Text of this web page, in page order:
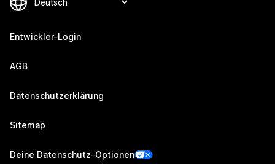
Entwickler-Login
AGB
Datenschutzerklärung
Sitemap
Deine Datenschutz-Optionen